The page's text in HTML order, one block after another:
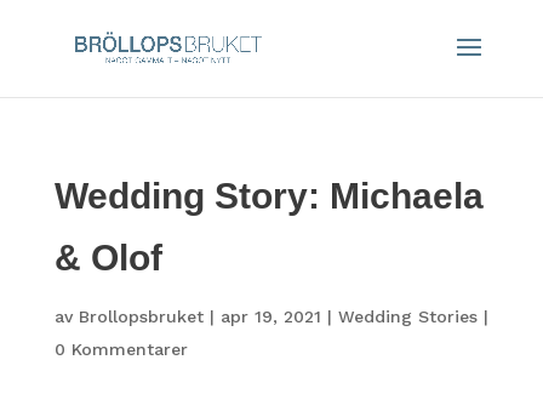
Wedding Story: Michaela
& Olof
av Brollopsbruket| apr 19, 2021 | Wedding Stories|
0 Kommentarer